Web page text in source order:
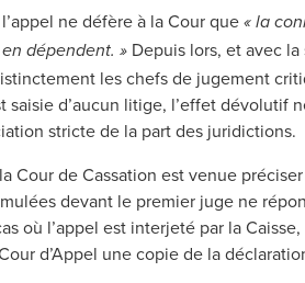
ne défère à la Cour que « la
dépendent. » Depuis lors, et avec
les chefs de jugement
saisie d’aucun litige, l’effet dévolutif
stricte de la part des juridictions.
Cour de Cassation est venue
devant le premier juge ne
où l’appel est interjeté par la
d’Appel une copie de la